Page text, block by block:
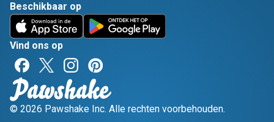
Beschikbaar op
Vind ons op
© 2026 Pawshake Inc. Alle rechten voorbehouden.